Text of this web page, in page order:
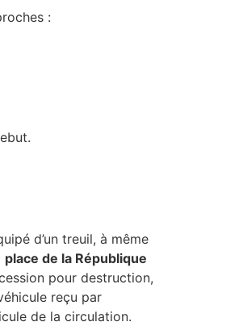
:
d’un treuil, à même
place de la République
pour destruction,
reçu par
de la circulation.